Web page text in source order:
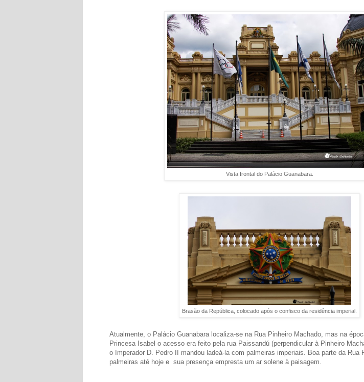
Vista frontal do Palácio Guanabara.
Brasão da República, colocado após o confisco da residência imperial.
Atualmente, o Palácio Guanabara localiza-se na Rua Pinheiro Machado, mas na
Princesa Isabel o acesso era feito pela rua Paissandú (perpendicular à Pinheiro
o Imperador D. Pedro II mandou ladeá-la com palmeiras imperiais. Boa parte da Rua
palmeiras até hoje e sua presença empresta um ar solene à paisagem.